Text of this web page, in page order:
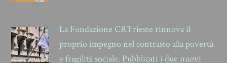
La Fondazione CRTrieste rinnova il
proprio impegno nel contrasto alla povertà
e fragilità sociale. Pubblicati i due nuovi